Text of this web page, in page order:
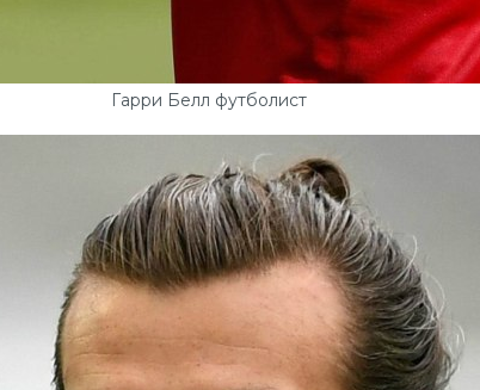
Гарри Белл футболист